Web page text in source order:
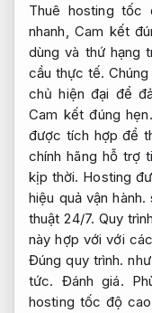
Thuê hosting
nhanh, Cam kết
dùng và thứ hạng
cầu thực tế.
chủ hiện đại để
Cam kết đúng hẹn.
được tích hợp để
chính hãng hỗ trợ
kịp thời. Hosting
hiệu quả vận hành.
thuật 24/7. Quy
này hợp với với
Đúng quy trình.
tức. Đánh giá.
hosting tốc độ